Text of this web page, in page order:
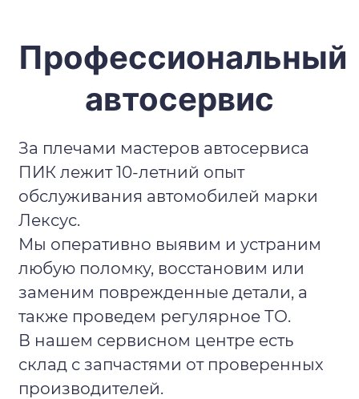
Профессиональный
автосервис
За плечами мастеров автосервиса
ПИК лежит 10-летний опыт
обслуживания автомобилей марки
Лексус.
Мы оперативно выявим и устраним
любую поломку, восстановим или
заменим поврежденные детали, а
также проведем регулярное ТО.
В нашем сервисном центре есть
склад с запчастями от проверенных
производителей.